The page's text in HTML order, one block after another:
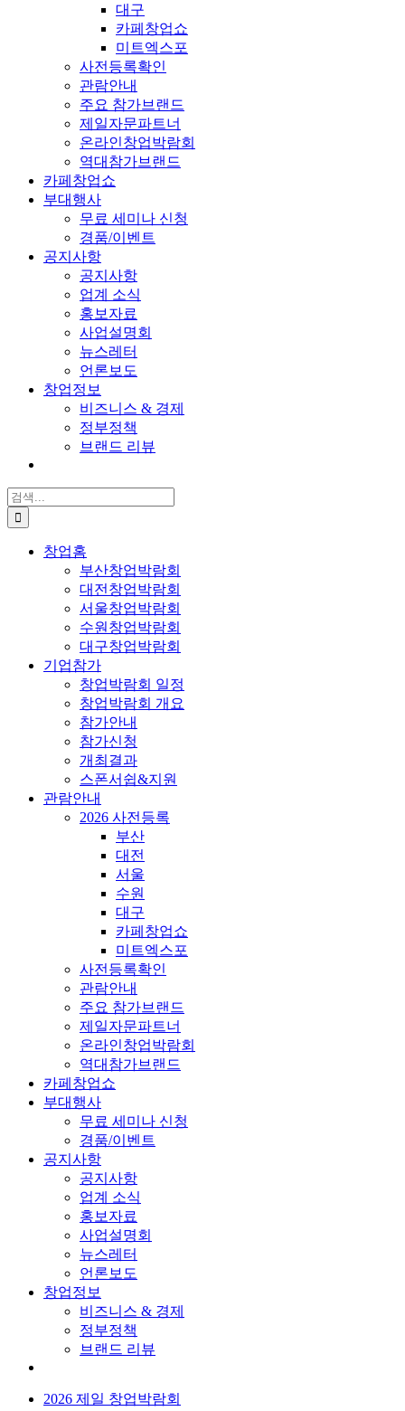
대구
카페창업쇼
미트엑스포
사전등록확인
관람안내
주요 참가브랜드
제일자문파트너
온라인창업박람회
역대참가브랜드
카페창업쇼
부대행사
무료 세미나 신청
경품/이벤트
공지사항
공지사항
업계 소식
홍보자료
사업설명회
뉴스레터
언론보도
창업정보
비즈니스 & 경제
정부정책
브랜드 리뷰
검
색:
창업홈
부산창업박람회
대전창업박람회
서울창업박람회
수원창업박람회
대구창업박람회
기업참가
창업박람회 일정
창업박람회 개요
참가안내
참가신청
개최결과
스폰서쉽&지원
관람안내
2026 사전등록
부산
대전
서울
수원
대구
카페창업쇼
미트엑스포
사전등록확인
관람안내
주요 참가브랜드
제일자문파트너
온라인창업박람회
역대참가브랜드
카페창업쇼
부대행사
무료 세미나 신청
경품/이벤트
공지사항
공지사항
업계 소식
홍보자료
사업설명회
뉴스레터
언론보도
창업정보
비즈니스 & 경제
정부정책
브랜드 리뷰
2026 제일 창업박람회